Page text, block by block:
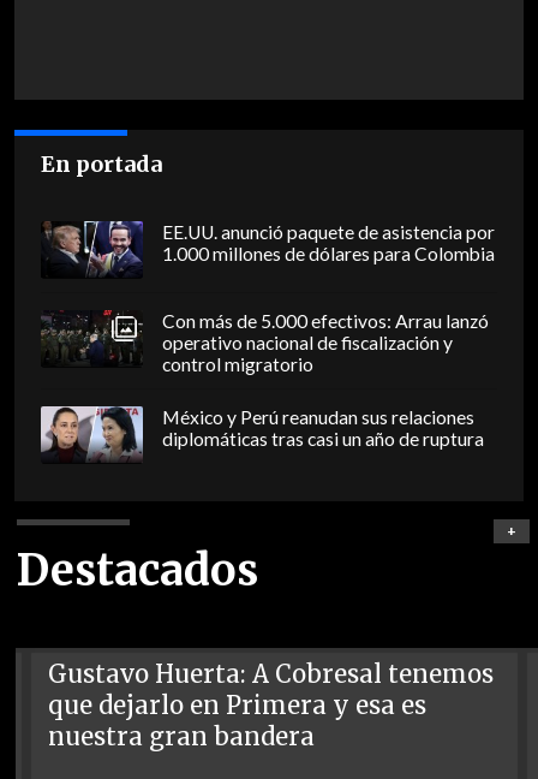
En portada
EE.UU. anunció paquete de asistencia por
1.000 millones de dólares para Colombia
Con más de 5.000 efectivos: Arrau lanzó
operativo nacional de fiscalización y
control migratorio
México y Perú reanudan sus relaciones
diplomáticas tras casi un año de ruptura
Destacados
+
Gustavo Huerta: A Cobresal tenemos
que dejarlo en Primera y esa es
nuestra gran bandera